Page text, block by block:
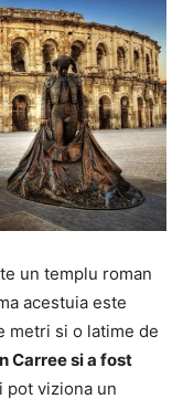
un templu roman
acestuia este
metri si o latime de
Carree si a fost
pot viziona un